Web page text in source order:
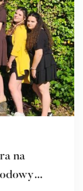
na